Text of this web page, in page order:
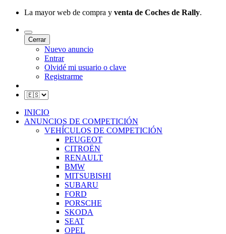
La mayor web de compra y venta de Coches de Rally.
Cerrar
Nuevo anuncio
Entrar
Olvidé mi usuario o clave
Registrarme
INICIO
ANUNCIOS DE COMPETICIÓN
VEHÍCULOS DE COMPETICIÓN
PEUGEOT
CITROËN
RENAULT
BMW
MITSUBISHI
SUBARU
FORD
PORSCHE
SKODA
SEAT
OPEL